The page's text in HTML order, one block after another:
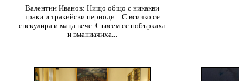
Валентин Иванов: Нищо общо с никакви
траки и тракийски периоди... С всичко се
спекулира и маца вече. Съвсем се побъркаха
и вманиачиха...